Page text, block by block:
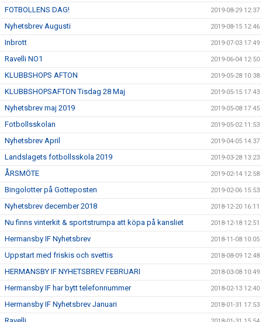
FOTBOLLENS DAG! 2019-08-29 12:37
Nyhetsbrev Augusti 2019-08-15 12:46
Inbrott 2019-07-03 17:49
Ravelli NO1 2019-06-04 12:50
KLUBBSHOPS AFTON 2019-05-28 10:38
KLUBBSHOPSAFTON Tisdag 28 Maj 2019-05-15 17:43
Nyhetsbrev maj 2019 2019-05-08 17:45
Fotbollsskolan 2019-05-02 11:53
Nyhetsbrev April 2019-04-05 14:37
Landslagets fotbollsskola 2019 2019-03-28 13:23
ÅRSMÖTE 2019-02-14 12:58
Bingolotter på Gotteposten 2019-02-06 15:53
Nyhetsbrev december 2018 2018-12-20 16:11
Nu finns vinterkit & sportstrumpa att köpa på kansliet 2018-12-18 12:51
Hermansby IF Nyhetsbrev 2018-11-08 10:05
Uppstart med friskis och svettis 2018-08-09 12:48
HERMANSBY IF NYHETSBREV FEBRUARI 2018-03-08 10:49
Hermansby IF har bytt telefonnummer 2018-02-13 12:40
Hermansby IF Nyhetsbrev Januari 2018-01-31 17:53